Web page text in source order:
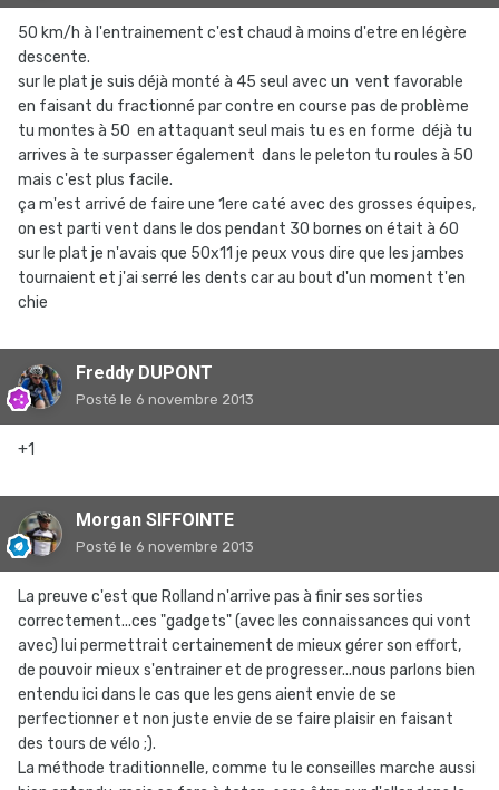
50 km/h à l'entrainement c'est chaud à moins d'etre en légère
descente.
sur le plat je suis déjà monté à 45 seul avec un vent favorable
en faisant du fractionné par contre en course pas de problème
tu montes à 50 en attaquant seul mais tu es en forme déjà tu
arrives à te surpasser également dans le peleton tu roules à 50
mais c'est plus facile.
ça m'est arrivé de faire une 1ere caté avec des grosses équipes,
on est parti vent dans le dos pendant 30 bornes on était à 60
sur le plat je n'avais que 50x11 je peux vous dire que les jambes
tournaient et j'ai serré les dents car au bout d'un moment t'en
chie
Freddy DUPONT
Posté le 6 novembre 2013
+1
Morgan SIFFOINTE
Posté le 6 novembre 2013
La preuve c'est que Rolland n'arrive pas à finir ses sorties
correctement...ces "gadgets" (avec les connaissances qui vont
avec) lui permettrait certainement de mieux gérer son effort,
de pouvoir mieux s'entrainer et de progresser...nous parlons bien
entendu ici dans le cas que les gens aient envie de se
perfectionner et non juste envie de se faire plaisir en faisant
des tours de vélo ;).
La méthode traditionnelle, comme tu le conseilles marche aussi